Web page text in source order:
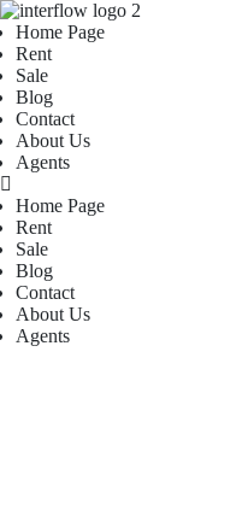
Home Page
Rent
Sale
Blog
Contact
About Us
Agents
Home Page
Rent
Sale
Blog
Contact
About Us
Agents